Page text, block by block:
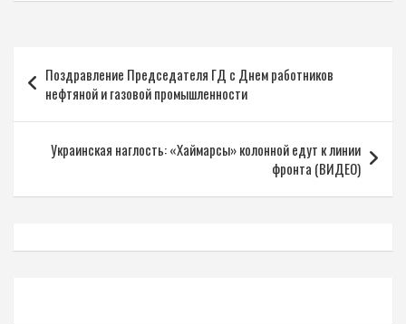
по
записям
Поздравление Председателя ГД с Днем работников
нефтяной и газовой промышленности
Украинская наглость: «Хаймарсы» колонной едут к линии
фронта (ВИДЕО)